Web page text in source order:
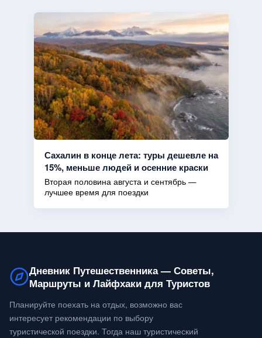
Сахалин в конце лета: туры дешевле на
15%, меньше людей и осенние краски
Вторая половина августа и сентябрь —
лучшее время для поездки
Дневник Путешественника — Советы,
Маршруты и Лайфхаки для Туристов
Планируйте поехать на отдых, возможно вас
интересует рекомендации по выбору
туристической поездки. Тогда наш туристический